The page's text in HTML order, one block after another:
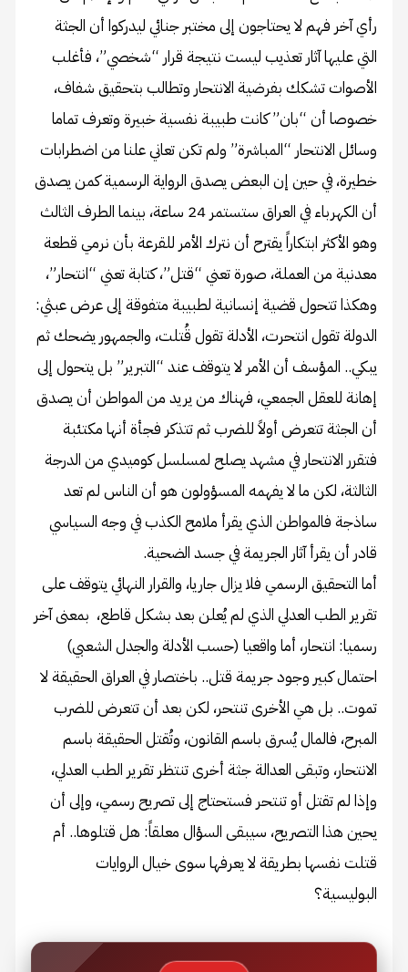
رأي آخر فهم لا يحتاجون إلى مختبر جنائي ليدركوا أن الجثة
التي عليها آثار تعذيب ليست نتيجة قرار “شخصي”، فأغلب
الأصوات تشكك بفرضية الانتحار وتطالب بتحقيق شفاف،
خصوصا أن “بان” كانت طبيبة نفسية خبيرة وتعرف تماما
وسائل الانتحار “المباشرة” ولم تكن تعاني علنا من اضطرابات
خطيرة، في حين إن البعض يصدق الرواية الرسمية كمن يصدق
أن الكهرباء في العراق ستستمر 24 ساعة، بينما الطرف الثالث
وهو الأكثر ابتكاراً يقترح أن نترك الأمر للقرعة بأن نرمي قطعة
معدنية من العملة، صورة تعني “قتل”، كتابة تعني “انتحار”،
وهكذا تتحول قضية إنسانية لطبيبة متفوقة إلى عرض عبثي:
الدولة تقول انتحرت، الأدلة تقول قُتلت، والجمهور يضحك ثم
يبكي.. المؤسف أن الأمر لا يتوقف عند “التبرير” بل يتحول إلى
إهانة للعقل الجمعي، فهناك من يريد من المواطن أن يصدق
أن الجثة تتعرض أولاً للضرب ثم تتذكر فجأة أنها مكتئبة
فتقرر الانتحار في مشهد يصلح لمسلسل كوميدي من الدرجة
الثالثة، لكن ما لا يفهمه المسؤولون هو أن الناس لم تعد
ساذجة فالمواطن الذي يقرأ ملامح الكذب في وجه السياسي
قادر أن يقرأ آثار الجريمة في جسد الضحية.
أما التحقيق الرسمي فلا يزال جاريا، والقرار النهائي يتوقف على
تقرير الطب العدلي الذي لم يُعلن بعد بشكل قاطع، بمعنى آخر
رسميا: انتحار، أما واقعيا (حسب الأدلة والجدل الشعبي)
احتمال كبير وجود جريمة قتل.. باختصار في العراق الحقيقة لا
تموت.. بل هي الأخرى تنتحر، لكن بعد أن تتعرض للضرب
المبرح، فالمال يُسرق باسم القانون، وتُقتل الحقيقة باسم
الانتحار، وتبقى العدالة جثة أخرى تنتظر تقرير الطب العدلي،
وإذا لم تقتل أو تنتحر فستحتاج إلى تصريح رسمي، وإلى أن
يحين هذا التصريح، سيبقى السؤال معلقاً: هل قتلوها.. أم
قتلت نفسها بطريقة لا يعرفها سوى خيال الروايات
البوليسية؟